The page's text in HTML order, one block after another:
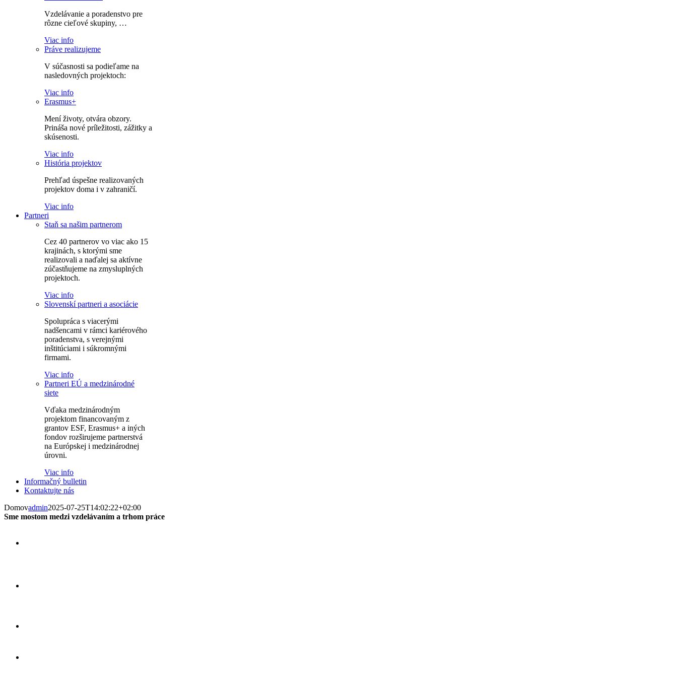
Vzdelávanie a poradenstvo pre
rôzne cieľové skupiny, …
Viac info
Práve realizujeme
V súčasnosti sa podieľame na
nasledovných projektoch:
Viac info
Erasmus+
Mení životy, otvára obzory.
Prináša nové príležitosti, zážitky a
skúsenosti.
Viac info
História projektov
Prehľad úspešne realizovaných
projektov doma i v zahraničí.
Viac info
Partneri
Staň sa našim partnerom
Cez 40 partnerov vo viac ako 15
krajinách, s ktorými sme
realizovali a naďalej sa aktívne
zúčastňujeme na zmysluplných
projektoch.
Viac info
Slovenskí partneri a asociácie
Spolupráca s viacerými
nadšencami v rámci kariérového
poradenstva, s verejnými
inštitúciami i súkromnými
firmami.
Viac info
Partneri EÚ a medzinárodné
siete
Vďaka medzinárodným
projektom financovaným z
grantov ESF, Erasmus+ a iných
fondov rozširujeme partnerstvá
na Európskej i medzinárodnej
úrovni.
Viac info
Informačný bulletin
Kontaktujte nás
Domovadmin2025-07-25T14:02:22+02:00
Sme mostom medzi vzdelávaním a trhom práce